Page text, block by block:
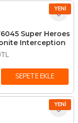
YENI
Super Heroes
Interception
SEPETE EKLE
YENI